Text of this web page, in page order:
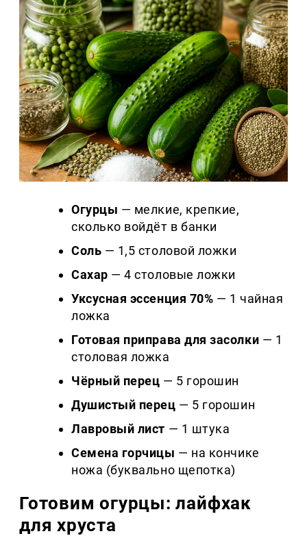
Огурцы — мелкие, крепкие,
сколько войдёт в банки
Соль — 1,5 столовой ложки
Сахар — 4 столовые ложки
Уксусная эссенция 70% — 1 чайная
ложка
Готовая приправа для засолки — 1
столовая ложка
Чёрный перец — 5 горошин
Душистый перец — 5 горошин
Лавровый лист — 1 штука
Семена горчицы — на кончике
ножа (буквально щепотка)
Готовим огурцы: лайфхак
для хруста